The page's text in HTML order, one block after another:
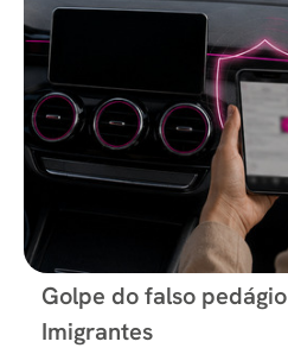
Golpe do falso
Imigrantes